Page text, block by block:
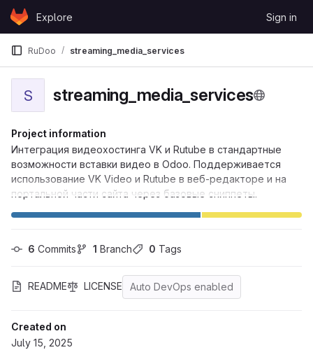
Skip to content
GitLabExplore Sign in
RuDoo streaming_media_services
S streaming_media_services
Project information
Интеграция видеохостинга VK и Rutube в стандартные
возможности вставки видео в Odoo. Поддерживается
использование VK Video и Rutube в веб-редакторе и на
портальной части сайта через базовые сниппеты.
6 Commits 1 Branch 0 Tags
README LICENSE Auto DevOps enabled
Created on
July 15, 2025